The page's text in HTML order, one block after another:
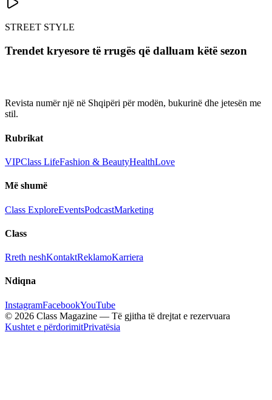
STREET STYLE
Trendet kryesore të rrugës që dalluam këtë sezon
Revista numër një në Shqipëri për modën, bukurinë dhe jetesën me
stil.
Rubrikat
VIPClass LifeFashion & BeautyHealthLove
Më shumë
Class ExploreEventsPodcastMarketing
Class
Rreth neshKontaktReklamoKarriera
Ndiqna
InstagramFacebookYouTube
© 2026 Class Magazine — Të gjitha të drejtat e rezervuara
Kushtet e përdorimitPrivatësia